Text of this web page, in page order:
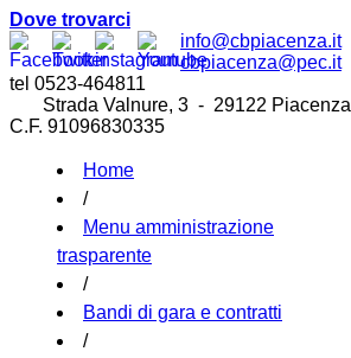
Dove trovarci
info@cbpiacenza.it
cbpiacenza@pec.it
tel 0523-464811
Strada Valnure, 3 - 29122 Piacenza
C.F. 91096830335
Home
/
Menu amministrazione
trasparente
/
Bandi di gara e contratti
/